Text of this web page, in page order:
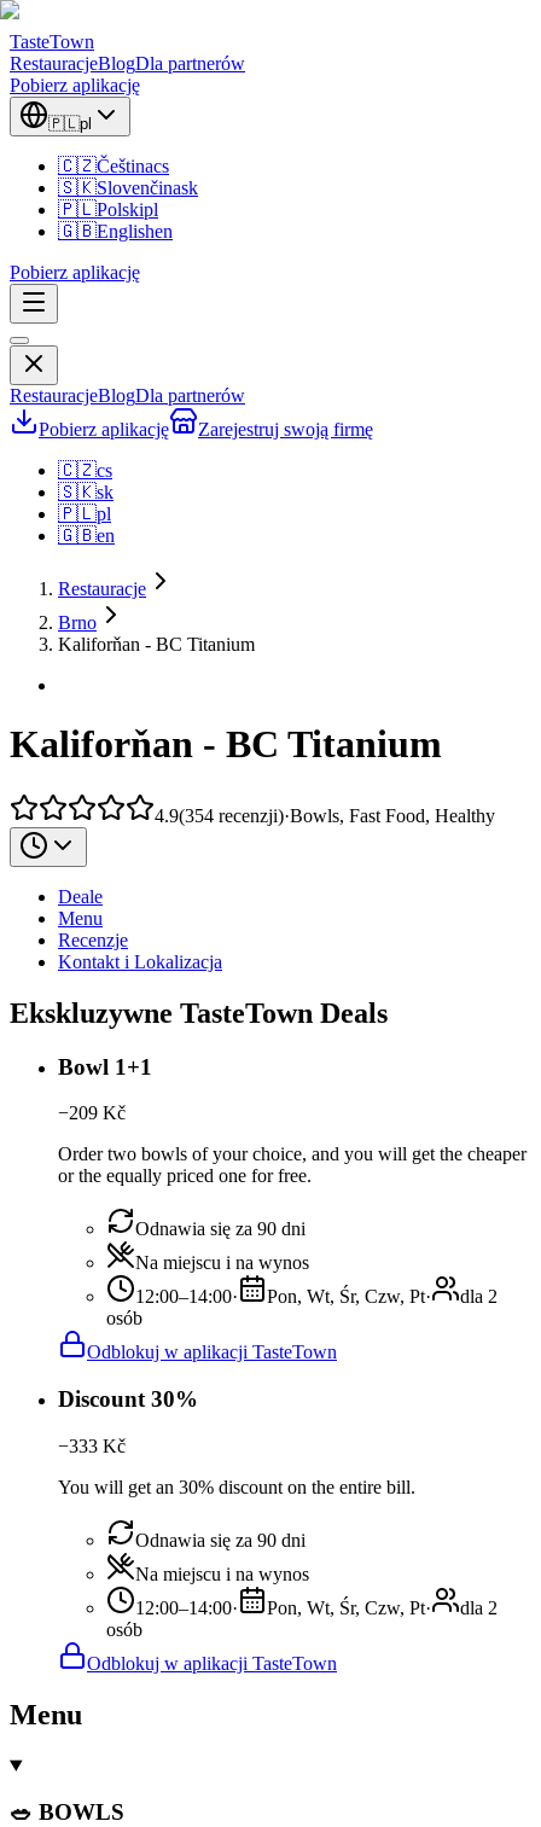
TasteTown
RestauracjeBlogDla partnerów
Pobierz aplikację
🇵🇱pl
🇨🇿Češtinacs
🇸🇰Slovenčinask
🇵🇱Polskipl
🇬🇧Englishen
Pobierz aplikację
RestauracjeBlogDla partnerów
Pobierz aplikację
Zarejestruj swoją firmę
🇨🇿cs
🇸🇰sk
🇵🇱pl
🇬🇧en
Restauracje
Brno
Kaliforňan - BC Titanium
Kaliforňan - BC Titanium
4.9(354 recenzji)·Bowls, Fast Food, Healthy
Deale
Menu
Recenzje
Kontakt i Lokalizacja
Ekskluzywne TasteTown Deals
Bowl 1+1
−209 Kč
Order two bowls of your choice, and you will get the cheaper
or the equally priced one for free.
Odnawia się za 90 dni
Na miejscu i na wynos
12:00–14:00· Pon, Wt, Śr, Czw, Pt·
dla 2
osób
Odblokuj w aplikacji TasteTown
Discount 30%
−333 Kč
You will get an 30% discount on the entire bill.
Odnawia się za 90 dni
Na miejscu i na wynos
12:00–14:00· Pon, Wt, Śr, Czw, Pt·
dla 2
osób
Odblokuj w aplikacji TasteTown
Menu
🥗 BOWLS